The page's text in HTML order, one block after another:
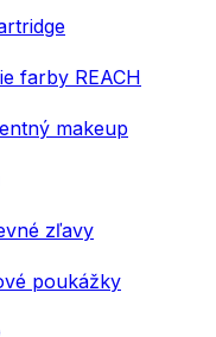
farby REACH
makeup
zľavy
poukážky